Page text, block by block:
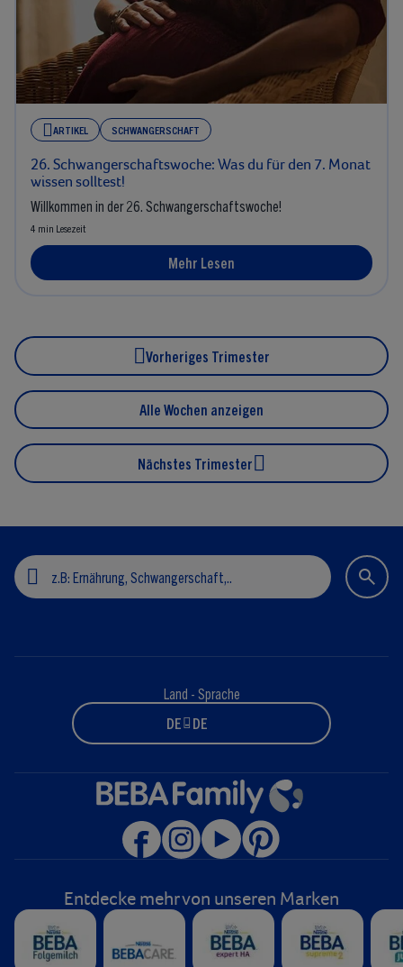
ARTIKEL SCHWANGERSCHAFT
26. Schwangerschaftswoche: Was du für den 7. Monat
wissen solltest!
Willkommen in der 26. Schwangerschaftswoche!
4 min Lesezeit
Mehr Lesen
Vorheriges Trimester
Alle Wochen anzeigen
Nächstes Trimester
Land - Sprache
DE - DE
Entdecke mehr von unseren Marken